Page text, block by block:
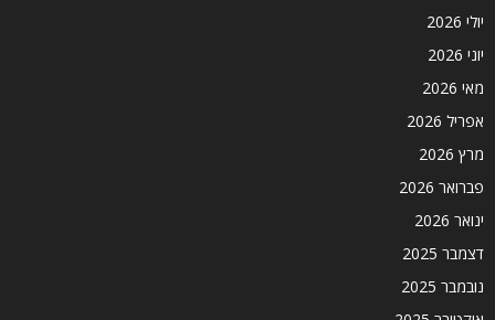
יולי 2026
יוני 2026
מאי 2026
אפריל 2026
מרץ 2026
פברואר 2026
ינואר 2026
דצמבר 2025
נובמבר 2025